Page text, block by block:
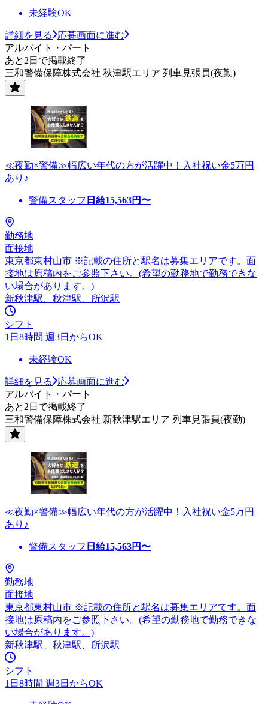
未経験OK
詳細を見る
応募画面に進む
アルバイト・パート
あと2日で掲載終了
三和警備保障株式会社 秋津駅エリア 列車見張員(夜勤)
≪夜勤×警備≫幅広い年代の方が活躍中！入社祝い金5万円
あり♪
警備スタッフ 日給15,563円〜
勤務地
面接地
東京都東村山市 ※記載の住所と駅名は募集エリアです。面
接地は原稿内をご参照下さい。(希望の勤務地で勤務できな
い場合があります。)
新秋津駅、秋津駅、所沢駅
シフト
1日8時間 週3日からOK
未経験OK
詳細を見る
応募画面に進む
アルバイト・パート
あと2日で掲載終了
三和警備保障株式会社 新秋津駅エリア 列車見張員(夜勤)
≪夜勤×警備≫幅広い年代の方が活躍中！入社祝い金5万円
あり♪
警備スタッフ 日給15,563円〜
勤務地
面接地
東京都東村山市 ※記載の住所と駅名は募集エリアです。面
接地は原稿内をご参照下さい。(希望の勤務地で勤務できな
い場合があります。)
新秋津駅、秋津駅、所沢駅
シフト
1日8時間 週3日からOK